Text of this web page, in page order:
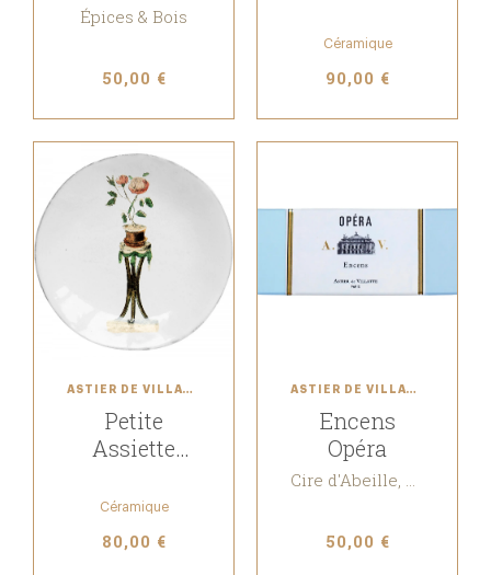
Épices & Bois
50,00 €
Céramique
90,00 €
ASTIER DE VILLATTE
Petite
Assiette
Céramique
80,00 €
ASTIER DE VILLATTE
Encens
Opéra
Cire d'Abeille, Santal & Benjoin
50,00 €